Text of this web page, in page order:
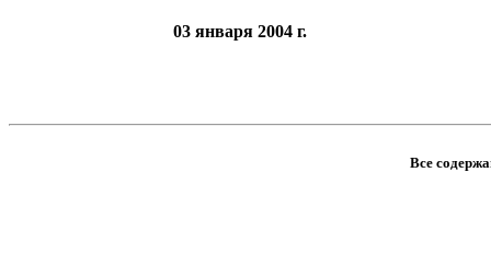
03 января 2004 г.
Все